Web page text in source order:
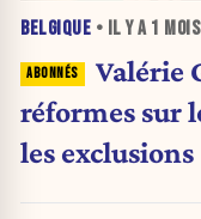
BELGIQUE • IL Y A 1 MOIS
Valérie
réformes sur
les exclusions